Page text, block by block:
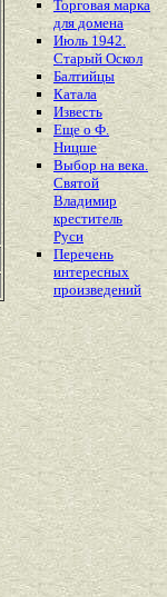
Торговая марка
для домена
Июль 1942.
Старый Оскол
Балтийцы
Катала
Известь
Еще о Ф.
Ницше
Выбор на века.
Святой
Владимир
креститель
Руси
Перечень
интересных
произведений